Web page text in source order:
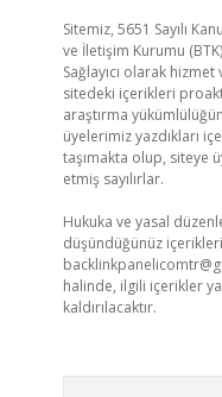
Sitemiz, 5651 Sayılı
ve İletişim Kurumu
Sağlayıcı olarak
sitedeki içerikleri
araştırma
üyelerimiz yazdıkları
taşımakta olup, siteye
etmiş sayılırlar.
Hukuka ve yasal
düşündüğünüz
halinde, ilgili içerikler
kaldırılacaktır.